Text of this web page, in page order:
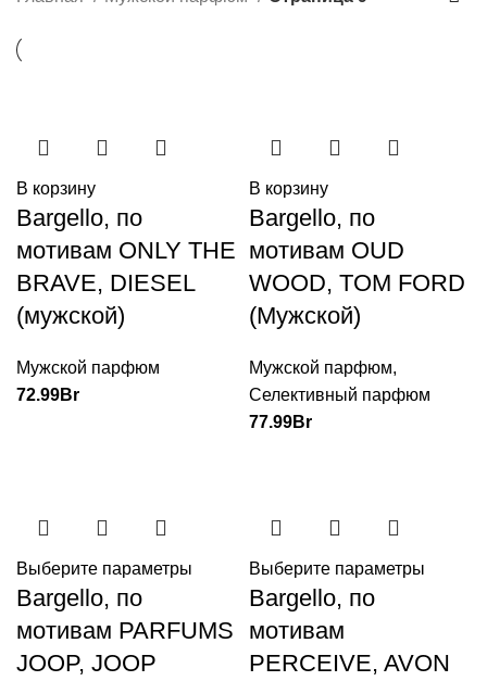
В корзину
Bargello, по
мотивам ONLY THE
BRAVE, DIESEL
(мужской)
Мужской парфюм
72.99Br
В корзину
Bargello, по
мотивам OUD
WOOD, TOM FORD
(Мужской)
Мужской парфюм,
Селективный парфюм
77.99Br
Выберите параметры
Bargello, по
мотивам PARFUMS
JOOP, JOOP
Выберите параметры
Bargello, по
мотивам
PERCEIVE, AVON